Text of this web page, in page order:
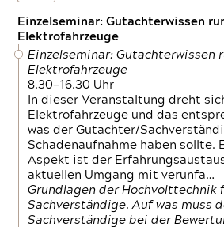
Einzelseminar: Gutachterwissen
Elektrofahrzeuge
Einzelseminar: Gutachterwissen
Elektrofahrzeuge
8.30—16.30 Uhr
In dieser Veranstaltung dreht
Elektrofahrzeuge und das
was der Gutachter/
Schadenaufnahme haben sollte.
Aspekt ist der
aktuellen Umgang mit verunfa…
Grundlagen der Hochvolttechnik
Sachverständige. Auf was muss
Sachverständige bei der